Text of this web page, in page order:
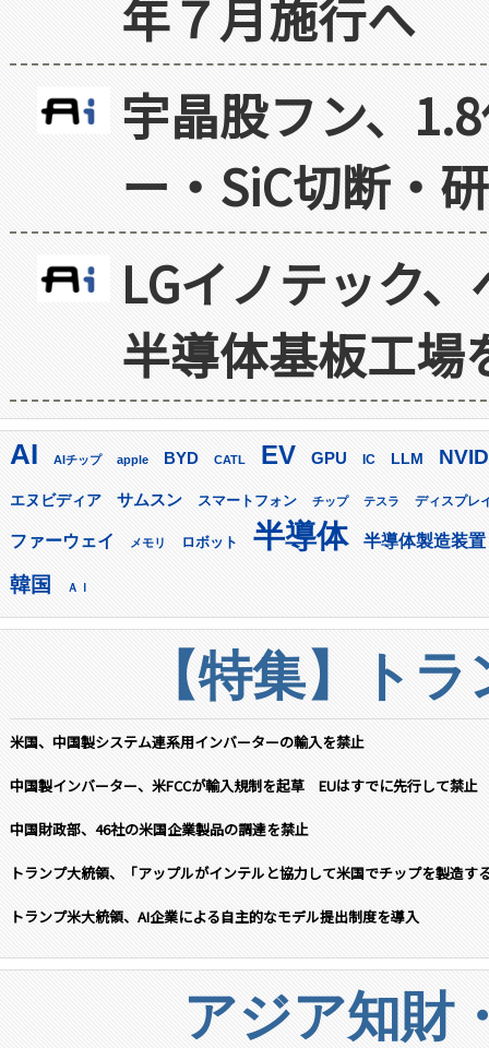
年７月施行へ
宇晶股フン、
ー・SiC切断・
LGイノテック
半導体基板工場
AI AIチップ apple BYD CATL EV GPU IC LLM
エヌビディア サムスン スマートフォン チップ テスラ ディスプレ
ファーウェイ メモリ ロボット 半導体 半導体製造装置
韓国 ＡＩ
【特集】ト
米国、中国製システム連系用インバーターの輸入を禁止
中国製インバーター、米FCCが輸入規制を起草 EUはすでに先行して禁止
中国財政部、46社の米国企業製品の調達を禁止
トランプ大統領、「アップルがインテルと協力して米国でチップを製造す
トランプ米大統領、AI企業による自主的なモデル提出制度を導入
アジア知財